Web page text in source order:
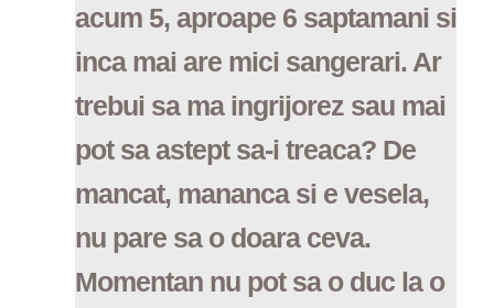
acum 5, aproape 6 saptamani si
inca mai are mici sangerari. Ar
trebui sa ma ingrijorez sau mai
pot sa astept sa-i treaca? De
mancat, mananca si e vesela,
nu pare sa o doara ceva.
Momentan nu pot sa o duc la o